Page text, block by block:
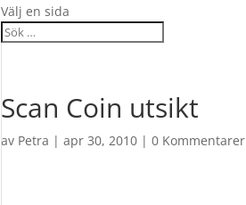
Välj en sida
Scan Coin utsikt
av Petra |apr 30, 2010 |0 Kommentarer